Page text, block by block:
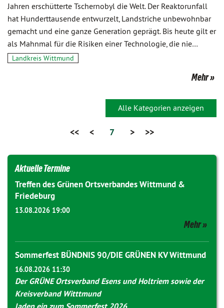
Jahren erschütterte Tschernobyl die Welt. Der Reaktorunfall
hat Hunderttausende entwurzelt, Landstriche unbewohnbar
gemacht und eine ganze Generation geprägt. Bis heute gilt er
als Mahnmal für die Risiken einer Technologie, die nie…
Landkreis Wittmund
Mehr
Alle Kategorien anzeigen
<< < 7 > >>
Aktuelle Termine
Treffen des Grünen Ortsverbandes Wittmund &
Friedeburg
13.08.2026 19:00
Mehr
Sommerfest BÜNDNIS 90/DIE GRÜNEN KV Wittmund
16.08.2026 11:30
Der GRÜNE Ortsverband Esens und Holtriem sowie der
Kreisverband Witttmund